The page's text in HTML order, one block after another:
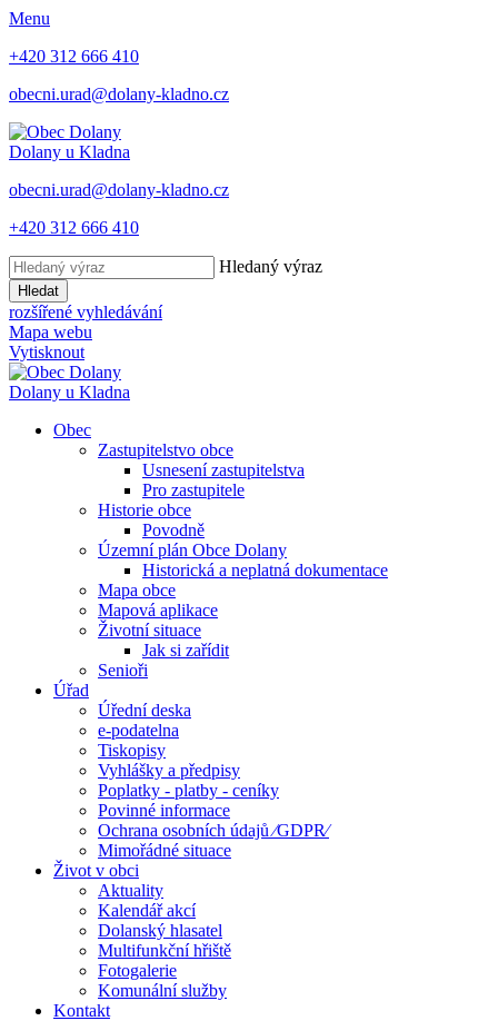
Menu
+420 312 666 410
obecni.urad@dolany-kladno.cz
Dolany u Kladna
obecni.urad@dolany-kladno.cz
+420 312 666 410
Hledaný výraz
Hledat
rozšířené vyhledávání
Mapa webu
Vytisknout
Dolany u Kladna
Obec
Zastupitelstvo obce
Usnesení zastupitelstva
Pro zastupitele
Historie obce
Povodně
Územní plán Obce Dolany
Historická a neplatná dokumentace
Mapa obce
Mapová aplikace
Životní situace
Jak si zařídit
Senioři
Úřad
Úřední deska
e-podatelna
Tiskopisy
Vyhlášky a předpisy
Poplatky - platby - ceníky
Povinné informace
Ochrana osobních údajů ⁄GDPR⁄
Mimořádné situace
Život v obci
Aktuality
Kalendář akcí
Dolanský hlasatel
Multifunkční hřiště
Fotogalerie
Komunální služby
Kontakt